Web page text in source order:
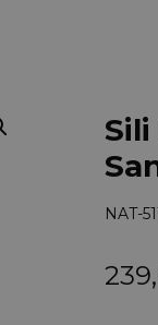
Sili
NAT-